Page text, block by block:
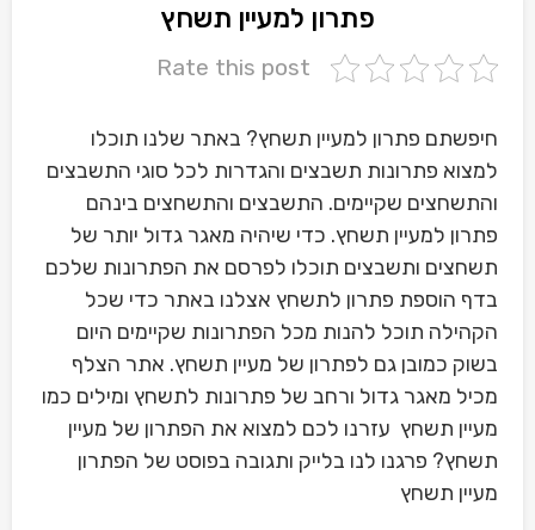
פתרון למעיין תשחץ
Rate this post
חיפשתם פתרון למעיין תשחץ? באתר שלנו תוכלו
למצוא פתרונות תשבצים והגדרות לכל סוגי התשבצים
והתשחצים שקיימים. התשבצים והתשחצים בינהם
פתרון למעיין תשחץ. כדי שיהיה מאגר גדול יותר של
תשחצים ותשבצים תוכלו לפרסם את הפתרונות שלכם
בדף הוספת פתרון לתשחץ אצלנו באתר כדי שכל
הקהילה תוכל להנות מכל הפתרונות שקיימים היום
בשוק כמובן גם לפתרון של מעיין תשחץ. אתר הצלף
מכיל מאגר גדול ורחב של פתרונות לתשחץ ומילים כמו
מעיין תשחץ עזרנו לכם למצוא את הפתרון של מעיין
תשחץ? פרגנו לנו בלייק ותגובה בפוסט של הפתרון
מעיין תשחץ